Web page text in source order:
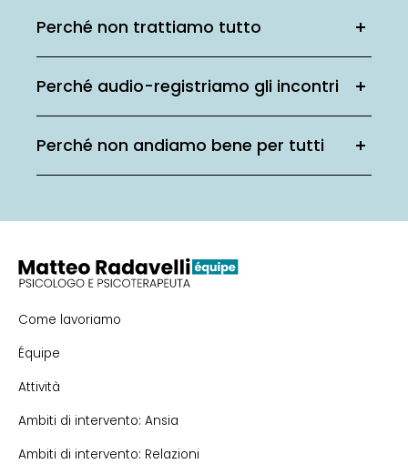
Perché non trattiamo tutto
Perché audio-registriamo gli incontri
Perché non andiamo bene per tutti
Come lavoriamo
Équipe
Attività
Ambiti di intervento: Ansia
Ambiti di intervento: Relazioni